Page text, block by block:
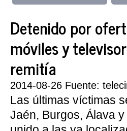
Detenido por
móviles y
remitía
2014-08-26 Fuente:
Las últimas víctimas
Jaén, Burgos, Álava